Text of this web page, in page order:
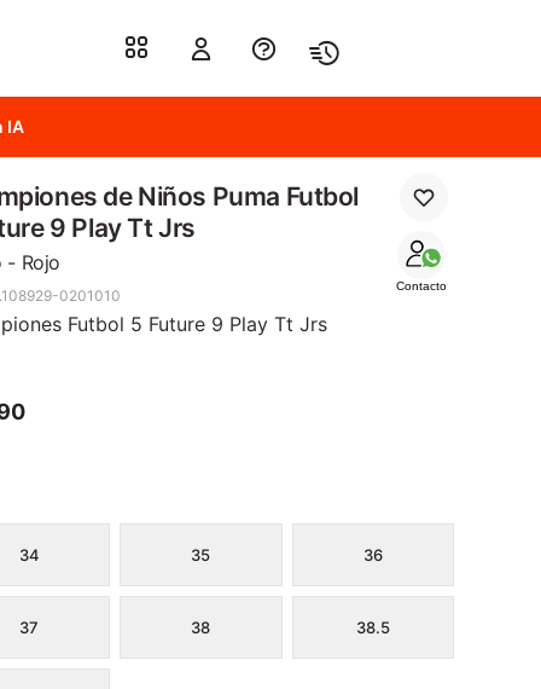
IA
de Niños Puma Futbol
9 Play Tt Jrs
- Rojo
Contacto
0201010
Futbol 5 Future 9 Play Tt Jrs
34 35 36
37 38 38.5